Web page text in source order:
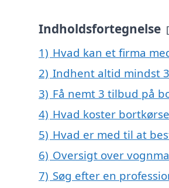
Indholdsfortegnelse
1) Hvad kan et firma
2) Indhent altid mindst
3) Få nemt 3 tilbud på
4) Hvad koster
5) Hvad er med til at
6) Oversigt over
7) Søg efter en